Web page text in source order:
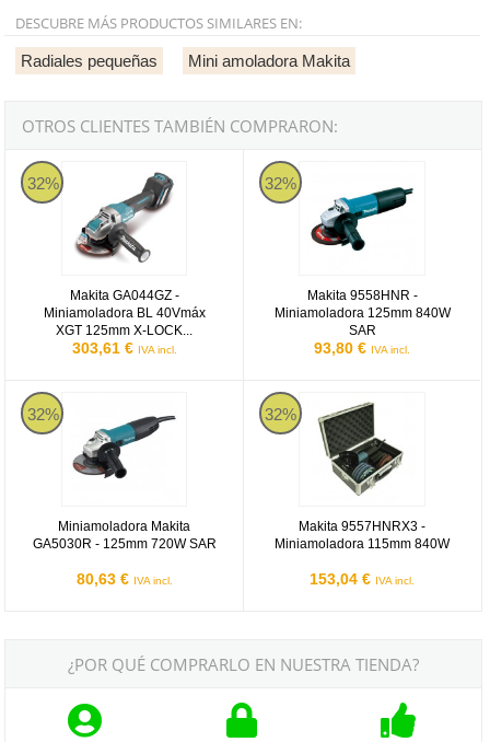
DESCUBRE MÁS PRODUCTOS SIMILARES EN:
Radiales pequeñas Mini amoladora Makita
OTROS CLIENTES TAMBIÉN COMPRARON:
32%
Makita GA044GZ -
Miniamoladora BL 40Vmáx
XGT 125mm X-LOCK...
303,61 € IVA incl.
Makita GA044GZ
32%
Makita 9558HNR -
Miniamoladora 125mm 840W
SAR
93,80 € IVA incl.
Makita 9558HNR
32%
Miniamoladora Makita
GA5030R - 125mm 720W SAR
80,63 € IVA incl.
Miniamoladora Makita GA5030R - 125mm 720W SAR
32%
Makita 9557HNRX3 -
Miniamoladora 115mm 840W
153,04 € IVA incl.
Makita 9557HNRX3
¿POR QUÉ COMPRARLO EN NUESTRA TIENDA?